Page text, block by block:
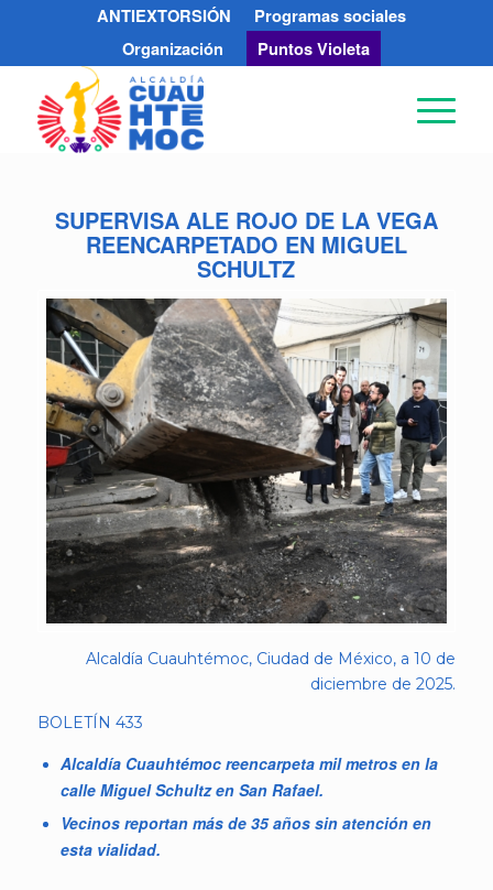
ANTIEXTORSIÓN
Programas sociales
Organización
Puntos Violeta
SUPERVISA ALE ROJO DE LA VEGA
REENCARPETADO EN MIGUEL
SCHULTZ
Alcaldía Cuauhtémoc, Ciudad de México, a 10 de
diciembre de 2025.
BOLETÍN 433
Alcaldía Cuauhtémoc reencarpeta mil metros en la
calle Miguel Schultz en San Rafael.
Vecinos reportan más de 35 años sin atención en
esta vialidad.